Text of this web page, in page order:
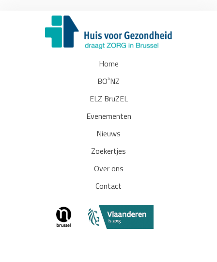
Home
BO³NZ
ELZ BruZEL
Evenementen
Nieuws
Zoekertjes
Over ons
Contact